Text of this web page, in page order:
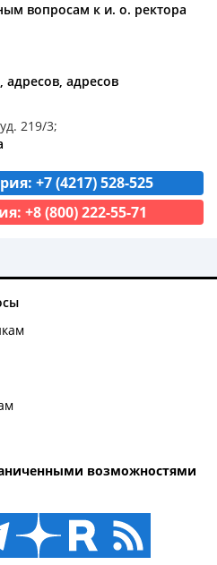
вопросам к и. о. ректора
адресов
219/3;
+7 (4217) 528-525
+8 (800) 222-55-71
возможностями